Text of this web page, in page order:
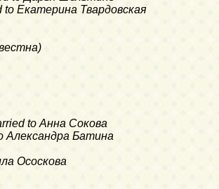
Екатерина Твардовская
to Анна Сокова
Александра Батина
Ососкова